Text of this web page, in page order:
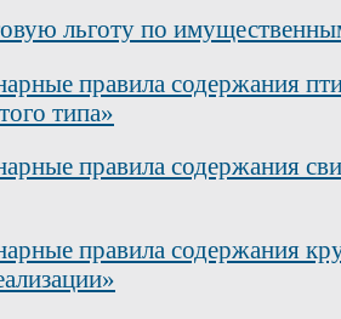
льготу по
правила содержания
типа»
правила содержания
правила содержания